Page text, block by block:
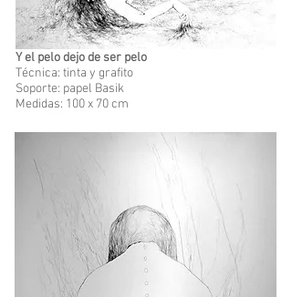
Y el pelo dejo de ser pelo
Técnica: tinta y grafito
Soporte: papel Basik
Medidas: 100 x 70 cm